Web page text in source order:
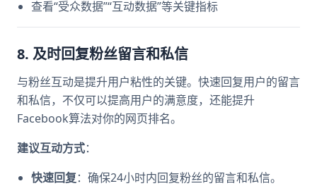
查看“受众数据”“互动数据”等关键指标
8. 及时回复粉丝留言和私信
与粉丝互动是提升用户粘性的关键。快速回复用户的留言
和私信，不仅可以提高用户的满意度，还能提升
Facebook算法对你的网页排名。
建议互动方式：
快速回复：确保24小时内回复粉丝的留言和私信。